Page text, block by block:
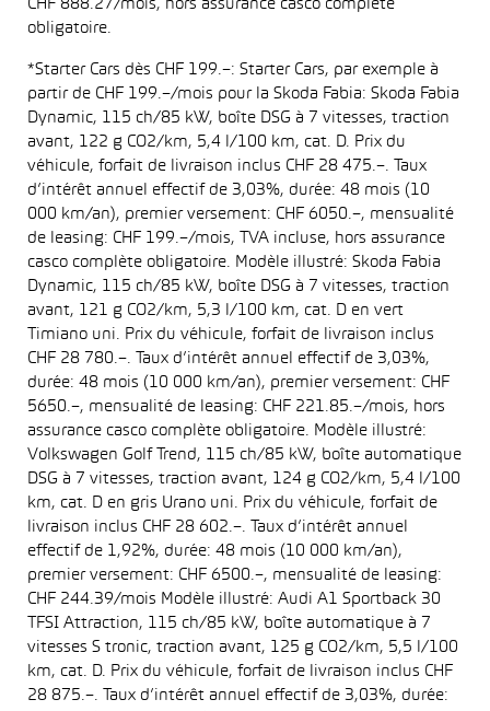
CHF 888.27/mois, hors assurance casco complète
obligatoire.
*Starter Cars dès CHF 199.–: Starter Cars, par exemple à
partir de CHF 199.–/mois pour la Skoda Fabia: Skoda Fabia
Dynamic, 115 ch/85 kW, boîte DSG à 7 vitesses, traction
avant, 122 g CO2/km, 5,4 l/100 km, cat. D. Prix du
véhicule, forfait de livraison inclus CHF 28 475.–. Taux
d’intérêt annuel effectif de 3,03%, durée: 48 mois (10
000 km/an), premier versement: CHF 6050.–, mensualité
de leasing: CHF 199.–/mois, TVA incluse, hors assurance
casco complète obligatoire. Modèle illustré: Skoda Fabia
Dynamic, 115 ch/85 kW, boîte DSG à 7 vitesses, traction
avant, 121 g CO2/km, 5,3 l/100 km, cat. D en vert
Timiano uni. Prix du véhicule, forfait de livraison inclus
CHF 28 780.–. Taux d’intérêt annuel effectif de 3,03%,
durée: 48 mois (10 000 km/an), premier versement: CHF
5650.–, mensualité de leasing: CHF 221.85.–/mois, hors
assurance casco complète obligatoire. Modèle illustré:
Volkswagen Golf Trend, 115 ch/85 kW, boîte automatique
DSG à 7 vitesses, traction avant, 124 g CO2/km, 5,4 l/100
km, cat. D en gris Urano uni. Prix du véhicule, forfait de
livraison inclus CHF 28 602.–. Taux d’intérêt annuel
effectif de 1,92%, durée: 48 mois (10 000 km/an),
premier versement: CHF 6500.–, mensualité de leasing:
CHF 244.39/mois Modèle illustré: Audi A1 Sportback 30
TFSI Attraction, 115 ch/85 kW, boîte automatique à 7
vitesses S tronic, traction avant, 125 g CO2/km, 5,5 l/100
km, cat. D. Prix du véhicule, forfait de livraison inclus CHF
28 875.–. Taux d’intérêt annuel effectif de 3,03%, durée: